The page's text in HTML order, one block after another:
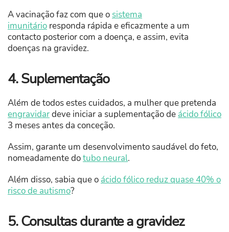
A vacinação faz com que o sistema
imunitário responda rápida e eficazmente a um
contacto posterior com a doença, e assim, evita
doenças na gravidez.
4. Suplementação
Além de todos estes cuidados, a mulher que pretenda
engravidardeve iniciar a suplementação de ácido fólico
3 meses antes da conceção.
Assim, garante um desenvolvimento saudável do feto,
nomeadamente dotubo neural.
Além disso, sabia que o ácido fólico reduz quase 40% o
risco de autismo?
5. Consultas durante a gravidez